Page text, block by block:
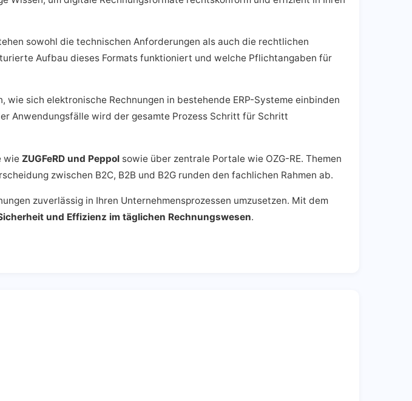
sowohl die technischen Anforderungen als auch die rechtlichen
Aufbau dieses Formats funktioniert und welche Pflichtangaben für
sich elektronische Rechnungen in bestehende ERP-Systeme einbinden
Anwendungsfälle wird der gesamte Prozess Schritt für Schritt
wie ZUGFeRD und Peppol sowie über zentrale Portale wie OZG-RE. Themen
zwischen B2C, B2B und B2G runden den fachlichen Rahmen ab.
zuverlässig in Ihren Unternehmensprozessen umzusetzen. Mit dem
und Effizienz im täglichen Rechnungswesen.